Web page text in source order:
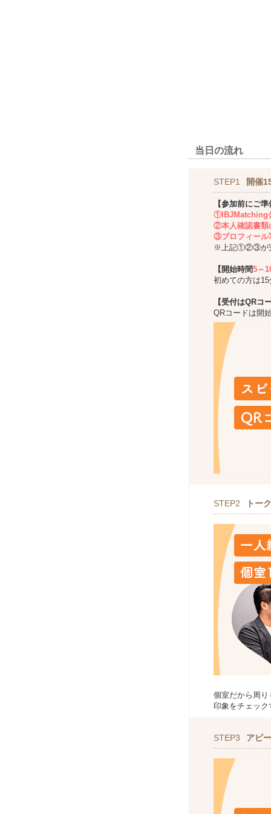
当日の流れ
STEP1 開催
【参加前にご
①IBJMatching
②本人確認書類
③プロフィール
※上記①②③が完
【開始時間5～
初めての方は
【受付はQRコ
QRコードは開
STEP2 トー
個室だから周
印象をチェッ
STEP3 アピ